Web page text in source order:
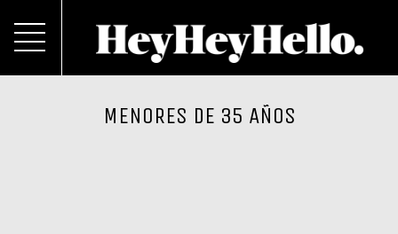
MENORES DE 35 AÑOS